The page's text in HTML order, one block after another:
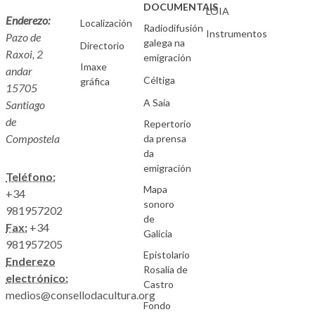
Enderezo:
Pazo de
Raxoi, 2
andar
15705
Santiago
de
Compostela
Teléfono:
+34
981957202
Fax: +34
981957205
Enderezo
electrónico:
medios@consellodacultura.org
Localización
Directorio
Imaxe
gráfica
DOCUMENTAIS
Radiodifusión
galega na
emigración
Céltiga
A Saia
Repertorio
da prensa
da
emigración
Mapa
sonoro
de
Galicia
Epistolario
Rosalía de
Castro
Fondo
LOIA
Instrumentos